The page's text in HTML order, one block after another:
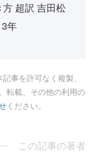
超訳 吉田松
年
事を許可なく複製、
転載、その他の利用の
ください。
この記事の著者